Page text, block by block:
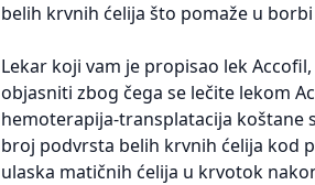
belih krvnih ćelija što pomaže u
Lekar koji vam je propisao lek
objasniti zbog čega se lečite lekom
hemoterapija-transplatacija
broj podvrsta belih krvnih ćelija kod
ulaska matičnih ćelija u krvotok